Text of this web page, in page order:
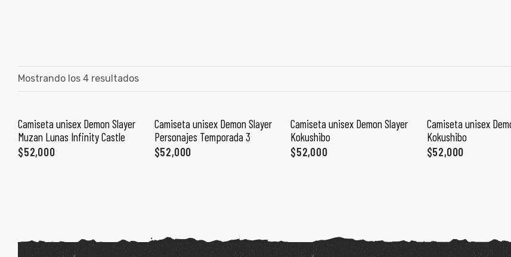
Mostrando los 4 resultados
SELECCIONAR OPCIONES
Camiseta unisex Demon Slayer
Muzan Lunas Infinity Castle
$52,000
SELECCIONAR OPCIONES
Camiseta unisex Demon Slayer
Personajes Temporada 3
$52,000
SELECCIONAR OPCIONES
Camiseta unisex Demon Slayer
Kokushibo
$52,000
Camiseta unisex
Kokushibo
$52,000